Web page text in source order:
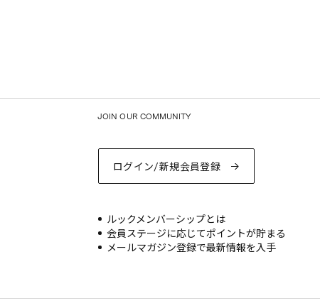
JOIN OUR COMMUNITY
ログイン/新規会員登録
ルックメンバーシップとは
会員ステージに応じてポイントが貯まる
メールマガジン登録で最新情報を入手